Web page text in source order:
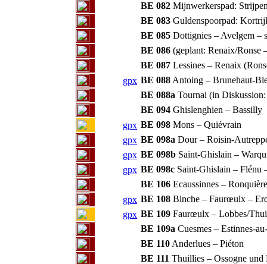
BE 082 Mijnwerkerspad:
BE 083 Guldenspoorpad:
BE 085 Dottignies – Avelgem –
BE 086 (geplant: Renaix/Ronse
BE 087 Lessines – Renaix
gpx BE 088 Antoing – Brunehaut-
BE 088a Tournai (in
BE 094 Ghislenghien – Bassilly
gpx BE 098 Mons – Quiévrain
gpx BE 098a Dour – Roisin-
gpx BE 098b Saint-Ghislain –
gpx BE 098c Saint-Ghislain – Flénu
BE 106 Ecaussinnes –
gpx BE 108 Binche – Faurœulx –
gpx BE 109 Faurœulx – Lobbes/
BE 109a Cuesmes – Estinnes-
BE 110 Anderlues – Piéton
BE 111 Thuillies – Ossogne und